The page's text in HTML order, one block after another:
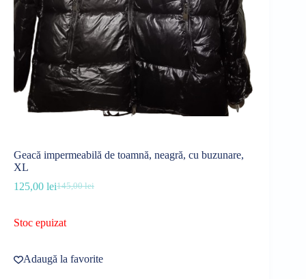
Geacă impermeabilă de toamnă, neagră, cu buzunare,
XL
145,00lei
Prețul
fost:
125,00 leiPrețul
125,00 lei.
Stoc epuizat
Adaugă la favorite